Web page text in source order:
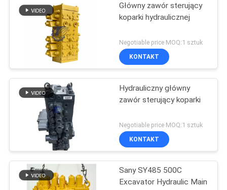
Główny zawór sterujący
koparki hydraulicznej
Negotiable price MOQ:1 sztuk
KONTAKT
Hydrauliczny główny
zawór sterujący koparki
Negotiable price MOQ:1 sztuk
KONTAKT
Sany SY485 500C
Excavator Hydraulic Main